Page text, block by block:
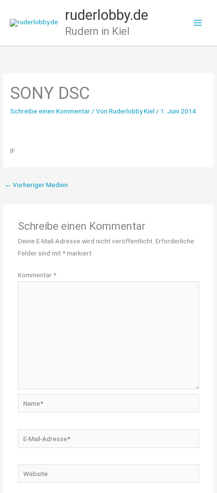
Inhalt
ruderlobby.de
Rudern in Kiel
SONY DSC
Schreibe einen Kommentar / VonRuderlobby Kiel / 1. Juni 2014
IF
← Vorheriger Medien
Schreibe einen Kommentar
Deine E-Mail-Adresse wird nicht veröffentlicht. Erforderliche
Felder sind mit*markiert
Kommentar*
Mail-
Website